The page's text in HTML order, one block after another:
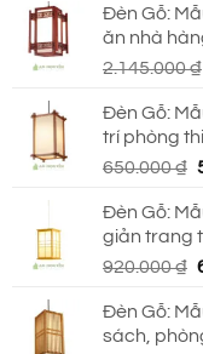
Đèn Gỗ:
ăn nhà
2.145.000₫
Đèn Gỗ:
trí phòng
650.000₫
Đèn Gỗ:
giản trang
920.000₫
Đèn Gỗ:
sách,